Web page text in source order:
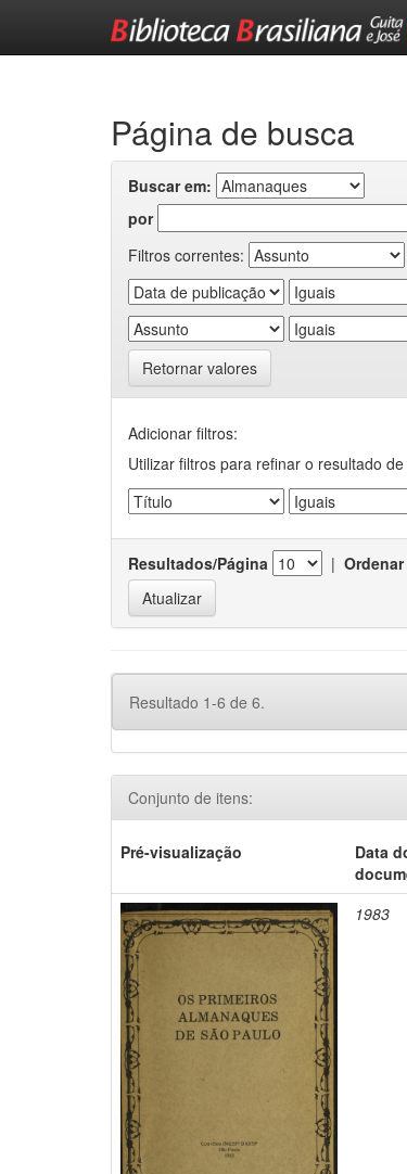
Página de busca
Buscar em:
por
Filtros correntes:
Retornar valores
Adicionar filtros:
Utilizar filtros para refinar o resultado
Resultados/Página |
Resultado 1-6 de 6.
Conjunto de itens:
Pré-visualização
Data
1983